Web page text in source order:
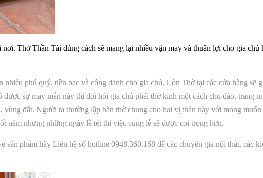
Thờ Thần Tài đúng cách sẽ mang lại nhiều vận may và thuận lợi cho gia chủ
phú quý, tiền bạc và công danh cho gia chủ. Còn Thờ tại các cửa hàng sẽ
được sự may mắn này thì đòi hỏi gia chủ phải thờ kính một cách chu đáo, trang
đất. Người ta thường lập bàn thờ chung cho hai vị thần này với mong
năm nhưng những ngày lễ tết thì việc cúng lễ sẽ được coi trọng hơn.
phẩm hãy Liên hệ số hotline 0948.360.168 để các chuyên gia nội thất, các